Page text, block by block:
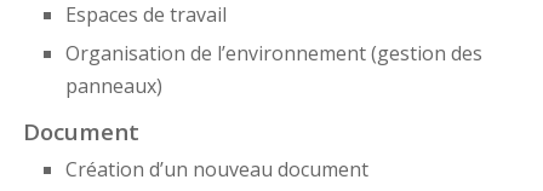
Espaces de travail
Organisation de l’environnement (gestion des
panneaux)
Document
Création d’un nouveau document